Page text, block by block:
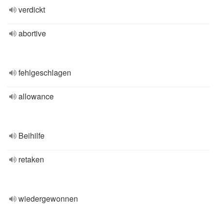
verdickt
abortive
fehlgeschlagen
allowance
Beihilfe
retaken
wiedergewonnen